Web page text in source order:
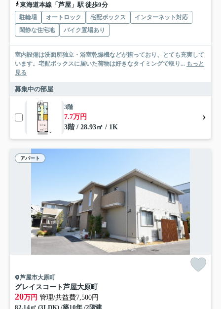
東海道本線「芦屋」駅 徒歩9分
駐輪場 オートロック 宅配ボックス
インターネット対応
閑静な住宅地
バイク置場あり
室内設備は洗面所独立・浴室乾燥機などが揃っており、とても充実して
います。宅配ボックスに届いた荷物は好きなタイミングで取り... もっと
見る
募集中の部屋
3階
7.7万円
3階 / 28.93㎡ / 1K
アパート
芦屋市大原町
グレイスコート芦屋大原町
20万円 管理/共益費7,500円
82.14㎡ (3LDK) /築10年 /2階建